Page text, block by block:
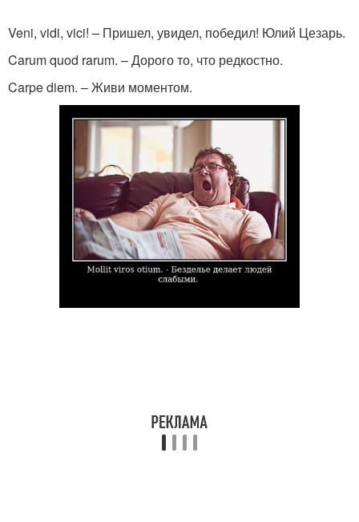
Veni, vidi, vici! – Пришел, увидел, победил! Юлий Цезарь.
Carum quod rarum. – Дорого то, что редкостно.
Carpe diem. – Живи моментом.